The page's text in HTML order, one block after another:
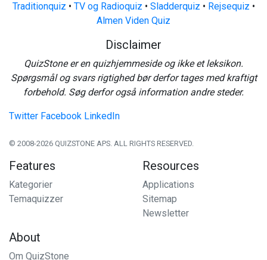
Traditionquiz • TV og Radioquiz • Sladderquiz • Rejsequiz •
Almen Viden Quiz
Disclaimer
QuizStone er en quizhjemmeside og ikke et leksikon.
Spørgsmål og svars rigtighed bør derfor tages med kraftigt
forbehold. Søg derfor også information andre steder.
Twitter Facebook LinkedIn
© 2008-2026 QUIZSTONE APS. ALL RIGHTS RESERVED.
Features
Kategorier
Temaquizzer
Resources
Applications
Sitemap
Newsletter
About
Om QuizStone